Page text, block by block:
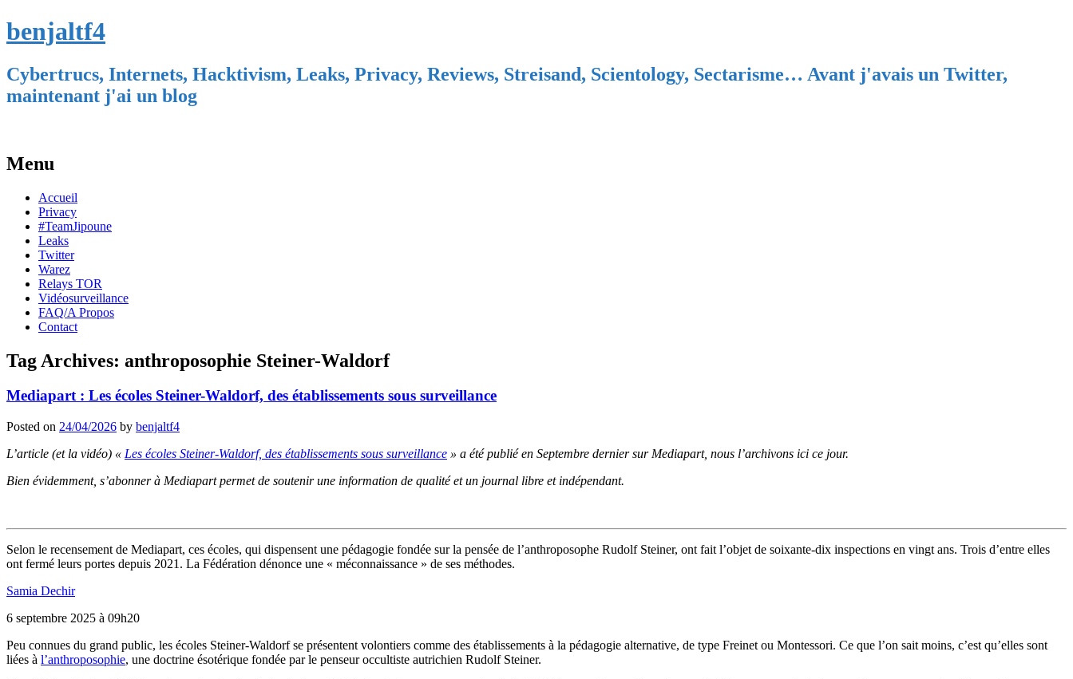
benjaltf4
Cybertrucs, Internets, Hacktivism, Leaks, Privacy, Reviews, Streisand, Scientology, Sectarisme… Avant j'avais un Twitter,
maintenant j'ai un blog
Menu
Skip
content
Accueil
Privacy
#TeamJipoune
Leaks
Twitter
Warez
Relays TOR
Vidéosurveillance
FAQ/A Propos
Contact
Tag Archives: anthroposophie Steiner-Waldorf
Mediapart : Les écoles Steiner-Waldorf, des établissements sous surveillance
Posted on 24/04/2026 by benjaltf4
L’article (et la vidéo) « Les écoles Steiner-Waldorf, des établissements sous surveillance » a été publié en Septembre dernier sur Mediapart, nous l’archivons ici ce jour.
Bien évidemment, s’abonner à Mediapart permet de soutenir une information de qualité et un journal libre et indépendant.
Selon le recensement de Mediapart, ces écoles, qui dispensent une pédagogie fondée sur la pensée de l’anthroposophe Rudolf Steiner, ont fait l’objet de soixante-dix inspections en vingt ans. Trois d’entre elles
ont fermé leurs portes depuis 2021. La Fédération dénonce une « méconnaissance » de ses méthodes.
Samia Dechir
6 septembre 2025 à 09h20
Peu connues du grand public, les écoles Steiner-Waldorf se présentent volontiers comme des établissements à la pédagogie alternative, de type Freinet ou Montessori. Ce que l’on sait moins, c’est qu’elles sont
liées à l’anthroposophie, une doctrine ésotérique fondée par le penseur occultiste autrichien Rudolf Steiner.